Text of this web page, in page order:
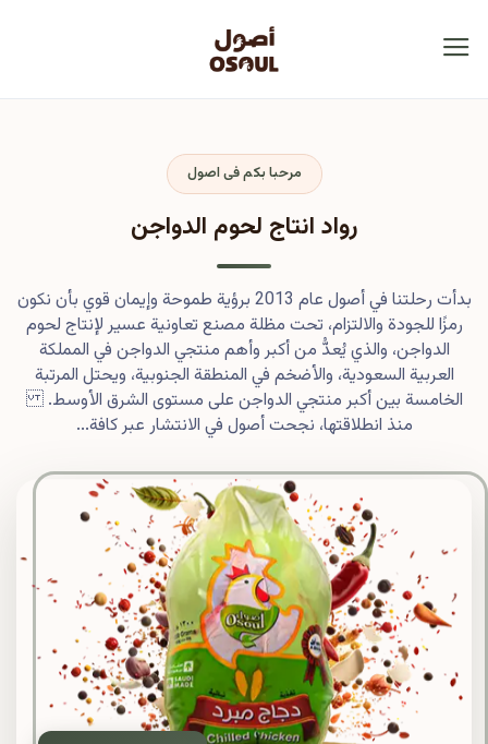
مرحبا بكم فى اصول
رواد انتاج لحوم الدواجن
بدأت رحلتنا في أصول عام 2013 برؤية طموحة وإيمان قوي بأن نكون
رمزًا للجودة والالتزام، تحت مظلة مصنع تعاونية عسير لإنتاج لحوم
الدواجن، والذي يُعدُّ من أكبر وأهم منتجي الدواجن في المملكة
العربية السعودية، والأضخم في المنطقة الجنوبية، ويحتل المرتبة
الخامسة بين أكبر منتجي الدواجن على مستوى الشرق الأوسط.
منذ انطلاقتها، نجحت أصول في الانتشار عبر كافة...